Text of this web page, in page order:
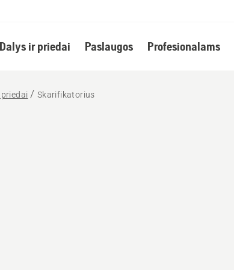
Dalys ir priedai Paslaugos Profesionalams
Skarifikatorius